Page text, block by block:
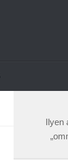
Ilyen